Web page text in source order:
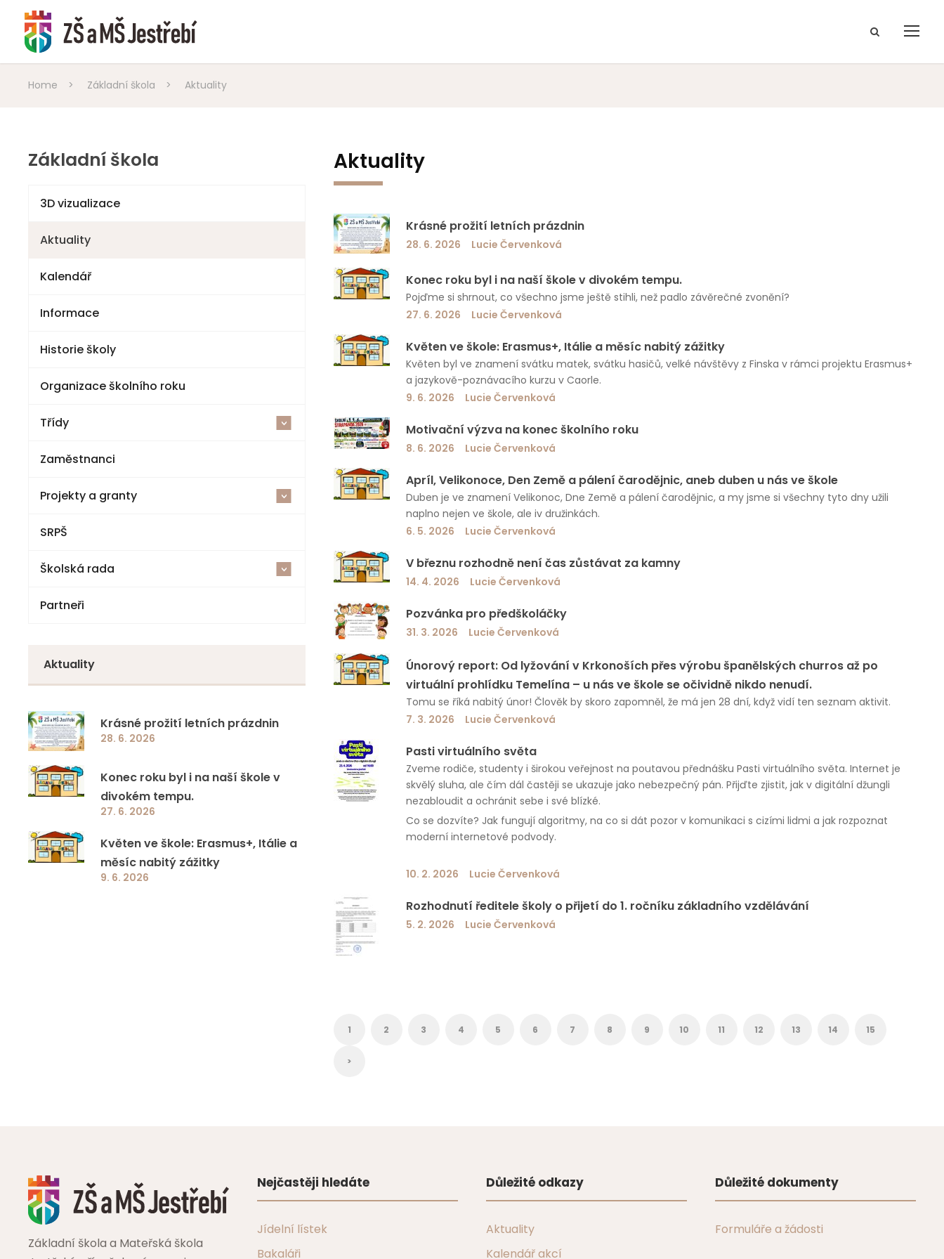
Home > Základní škola > Aktuality
Aktuality
Krásné prožití letních prázdnin
28. 6. 2026 Lucie Červenková
Konec roku byl i na naší škole v divokém tempu.
Pojďme si shrnout, co všechno jsme ještě stihli, než padlo závěrečné zvonění?
27. 6. 2026
Lucie Červenková
Květen ve škole: Erasmus+, Itálie a měsíc nabitý zážitky
Květen byl ve znamení svátku matek, svátku hasičů, velké návštěvy z Finska v rámci projektu Erasmus+
a jazykově-poznávacího kurzu v Caorle.
9. 6. 2026
Lucie Červenková
Motivační výzva na konec školního roku
8. 6. 2026 Lucie Červenková
Apríl, Velikonoce, Den Země a pálení čarodějnic, aneb duben u nás ve škole
Duben je ve znamení Velikonoc, Dne Země a pálení čarodějnic, a my jsme si všechny tyto dny užili
naplno nejen ve škole, ale iv družinkách.
6. 5. 2026
Lucie Červenková
V březnu rozhodně není čas zůstávat za kamny
14. 4. 2026 Lucie Červenková
Pozvánka pro předškoláčky
31. 3. 2026 Lucie Červenková
Únorový report: Od lyžování v Krkonoších přes výrobu španělských churros až po
virtuální prohlídku Temelína – u nás ve škole se očividně nikdo nenudí.
Tomu se říká nabitý únor! Člověk by skoro zapomněl, že má jen 28 dní, když vidí ten seznam aktivit.
7. 3. 2026
Lucie Červenková
Pasti virtuálního světa
Zveme rodiče, studenty i širokou veřejnost na poutavou přednášku Pasti virtuálního světa. Internet je
skvělý sluha, ale čím dál častěji se ukazuje jako nebezpečný pán. Přijďte zjistit, jak v digitální džungli
nezabloudit a ochránit sebe i své blízké.
Co se dozvíte? Jak fungují algoritmy, na co si dát pozor v komunikaci s cizími lidmi a jak rozpoznat
moderní internetové podvody.
10. 2. 2026 Lucie Červenková
Rozhodnutí ředitele školy o přijetí do 1. ročníku základního vzdělávání
5. 2. 2026 Lucie Červenková
1 2 3 4 5 6 7 8 9 10 11 12 13 14 15
>
Základní škola
3D vizualizace
Aktuality
Kalendář
Informace
Historie školy
Organizace školního roku
Třídy <
2025-26
1. třída
2. třída
3. třída
4. třída
7. třída
8. třída
9. třída
Zaměstnanci
Projekty a granty <
Šablony V ZŠ a MŠ Jestřebí
Cvičná kuchyňka a polytechnická dílna
Národní plán obnovy – komponenta 3.1
Jazyková a přírodovědná učebna ZŠ a MŠ
Jestřebí
Ovoce a mléko do škol
Školní projekty
SRPŠ
Školská rada <
Volby
Partneři
Aktuality
Krásné prožití letních prázdnin
28. 6. 2026
Konec roku byl i na naší škole v
divokém tempu.
27. 6. 2026
Květen ve škole: Erasmus+, Itálie a
měsíc nabitý zážitky
9. 6. 2026
Základní škola a Mateřská škola
Nejčastěji hledáte
Jídelní lístek
Bakaláři
Důležité odkazy
Aktuality
Kalendář akcí
Důležité dokumenty
Formuláře a žádosti